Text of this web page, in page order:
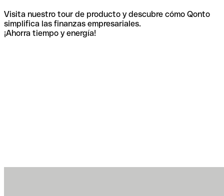
Visita nuestro tour de producto y descubre cómo Qonto
simplifica las finanzas empresariales.
¡Ahorra tiempo y energía!